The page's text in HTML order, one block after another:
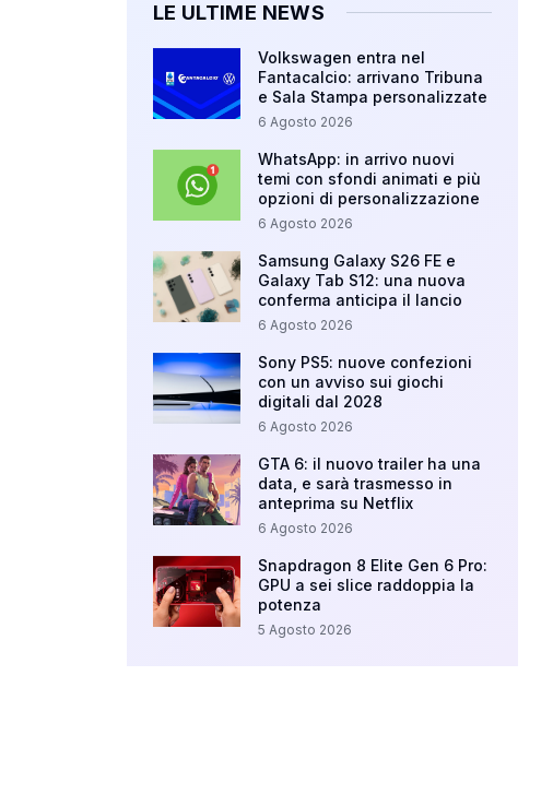
LE ULTIME NEWS
Volkswagen entra nel
Fantacalcio: arrivano Tribuna
e Sala Stampa personalizzate
6 Agosto 2026
WhatsApp: in arrivo nuovi
temi con sfondi animati e più
opzioni di personalizzazione
6 Agosto 2026
Samsung Galaxy S26 FE e
Galaxy Tab S12: una nuova
conferma anticipa il lancio
6 Agosto 2026
Sony PS5: nuove confezioni
con un avviso sui giochi
digitali dal 2028
6 Agosto 2026
GTA 6: il nuovo trailer ha una
data, e sarà trasmesso in
anteprima su Netflix
6 Agosto 2026
Snapdragon 8 Elite Gen 6 Pro:
GPU a sei slice raddoppia la
potenza
5 Agosto 2026